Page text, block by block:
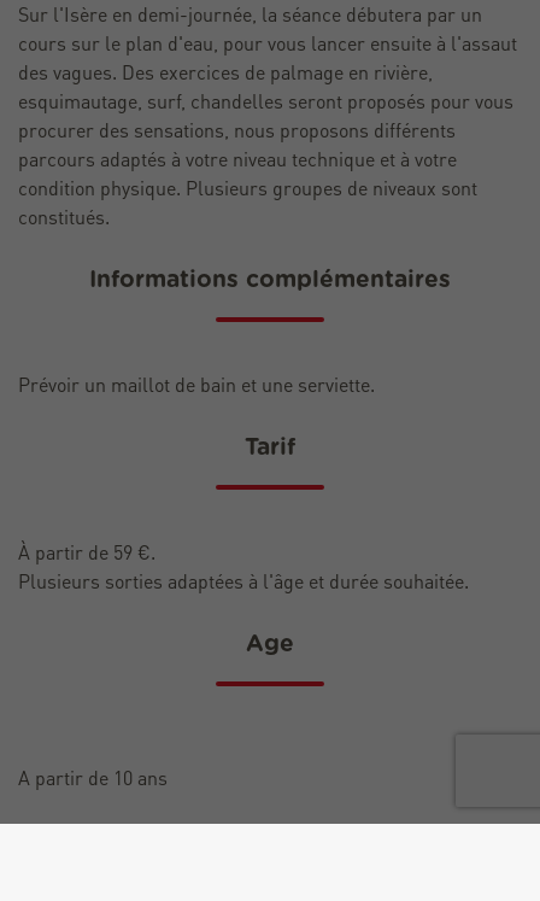
Sur l'Isère en demi-journée, la séance débutera par un
cours sur le plan d'eau, pour vous lancer ensuite à l'assaut
des vagues. Des exercices de palmage en rivière,
esquimautage, surf, chandelles seront proposés pour vous
procurer des sensations, nous proposons différents
parcours adaptés à votre niveau technique et à votre
condition physique. Plusieurs groupes de niveaux sont
constitués.
Informations complémentaires
Prévoir un maillot de bain et une serviette.
Tarif
À partir de 59 €.
Plusieurs sorties adaptées à l'âge et durée souhaitée.
Age
A partir de 10 ans